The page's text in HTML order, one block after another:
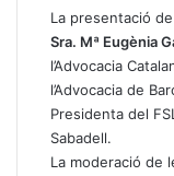
La presentació
Sra. Mª Eugènia
l’Advocacia
l’Advocacia de
Presidenta del
Sabadell.
La moderació de